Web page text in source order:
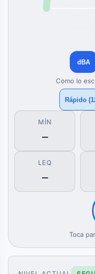
dBA
Como lo
Rápido
MÍN
—
LEQ
—
Toca